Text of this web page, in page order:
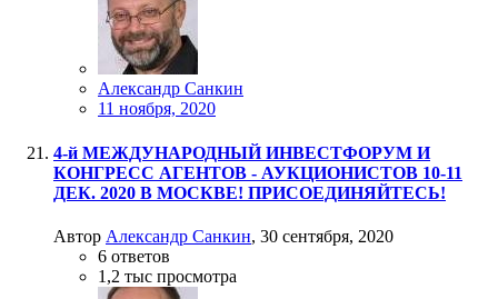
Александр Санкин
11 ноября, 2020
4-й МЕЖДУНАРОДНЫЙ ИНВЕСТФОРУМ И
КОНГРЕСС АГЕНТОВ - АУКЦИОНИСТОВ 10-11
ДЕК. 2020 В МОСКВЕ! ПРИСОЕДИНЯЙТЕСЬ!
Автор Александр Санкин, 30 сентября, 2020
6 ответов
1,2 тыс просмотра